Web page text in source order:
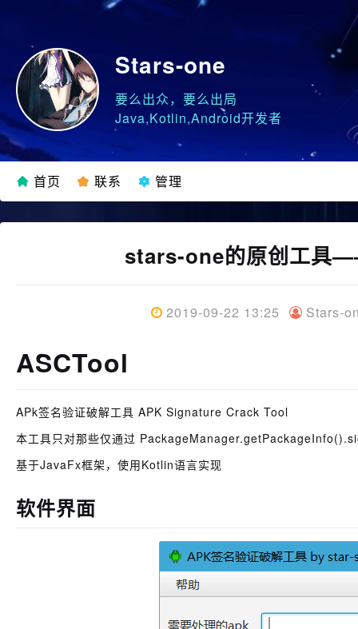
Stars-one
要么出众，要么出局
Java,Kotlin,Android开发者
首页 联系 管理
stars-one的原创工具
ASCTool
APk签名验证破解工具 APK Signature Crack Tool
本工具只对那些仅通过
基于JavaFx框架，使用Kotlin语言实现
软件界面
2019-09-22 13:25 Stars-